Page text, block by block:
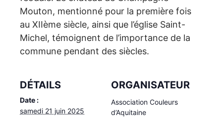
DÉTAILS
Date :
samedi 21 juin 2025
ORGANISATEUR
Association Couleurs
d’Aquitaine
Mouton, mentionné pour la première fois
au XIIème siècle, ainsi que l’église Saint-
Michel, témoignent de l’importance de la
commune pendant des siècles.